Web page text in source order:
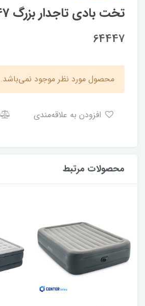
تخت بادی تاجدار بزرگ 64447
64447
محصول مورد نظر موجود نمی‌باشد.
محصولات مرتبط